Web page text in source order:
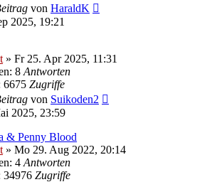
von HaraldK
2025, 19:21
» Fr 25. Apr 2025, 11:31
8 Antworten
6675 Zugriffe
von Suikoden2
2025, 23:59
& Penny Blood
» Mo 29. Aug 2022, 20:14
4 Antworten
34976 Zugriffe